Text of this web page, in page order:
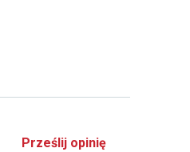
Prześlij opinię